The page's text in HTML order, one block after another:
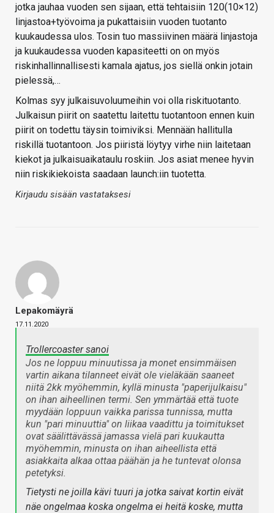
jotka jauhaa vuoden sen sijaan, että tehtaisiin 120(10×12)
linjastoa+työvoima ja pukattaisiin vuoden tuotanto
kuukaudessa ulos. Tosin tuo massiivinen määrä linjastoja
ja kuukaudessa vuoden kapasiteetti on on myös
riskinhallinnallisesti kamala ajatus, jos siellä onkin jotain
pielessä,…
Kolmas syy julkaisuvoluumeihin voi olla riskituotanto.
Julkaisun piirit on saatettu laitettu tuotantoon ennen kuin
piirit on todettu täysin toimiviksi. Mennään hallitulla
riskillä tuotantoon. Jos piiristä löytyy virhe niin laitetaan
kiekot ja julkaisuaikataulu roskiin. Jos asiat menee hyvin
niin riskikiekoista saadaan launch:iin tuotetta.
Kirjaudu sisään vastataksesi
Lepakomäyrä
17.11.2020
Trollercoaster sanoi
Jos ne loppuu minuutissa ja monet ensimmäisen
vartin aikana tilanneet eivät ole vieläkään saaneet
niitä 2kk myöhemmin, kyllä minusta "paperijulkaisu"
on ihan aiheellinen termi. Sen ymmärtää että tuote
myydään loppuun vaikka parissa tunnissa, mutta
kun "pari minuuttia" on liikaa vaadittu ja toimitukset
ovat säälittävässä jamassa vielä pari kuukautta
myöhemmin, minusta on ihan aiheellista että
asiakkaita alkaa ottaa päähän ja he tuntevat olonsa
petetyksi.
Tietysti ne joilla kävi tuuri ja jotka saivat kortin eivät
näe ongelmaa koska ongelma ei heitä koske, mutta